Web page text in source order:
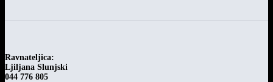
Ravnateljica:
Ljiljana Slunjski
044 776 805